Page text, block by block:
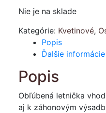
Nie je na sklade
Kategórie: Kvetinové,
Popis
Ďalšie informácie
Popis
Obľúbená letnička
aj k záhonovým